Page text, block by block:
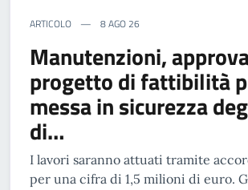
ARTICOLO 8 AGO 26
Manutenzioni,
progetto di fattibilità
messa in sicurezza
di…
I lavori saranno attuati tramite
per una cifra di 1,5 milioni di euro.